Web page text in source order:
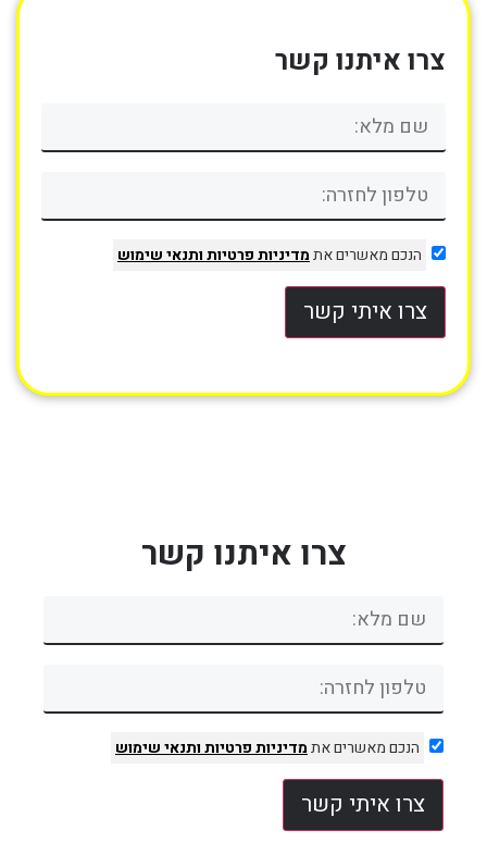
צרו איתנו קשר
הנכם מאשרים אתמדיניות פרטיותותנאי שימוש
צרו איתי קשר
צרו איתנו קשר
הנכם מאשרים אתמדיניות פרטיותותנאי שימוש
צרו איתי קשר